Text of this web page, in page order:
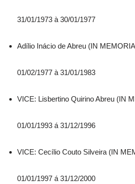
31/01/1973 à 30/01/1977
Adílio Inácio de Abreu (IN
01/02/1977 à 31/01/1983
VICE: Lisbertino Quirino Abreu (IN
01/01/1993 á 31/12/1996
VICE: Cecílio Couto Silveira (IN
01/01/1997 á 31/12/2000